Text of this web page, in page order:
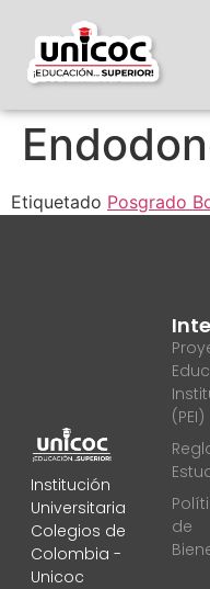
Etiquetado Posgrado
Institución
Universitaria
Colegios de
Colombia -
Unicoc
(PEI)
de